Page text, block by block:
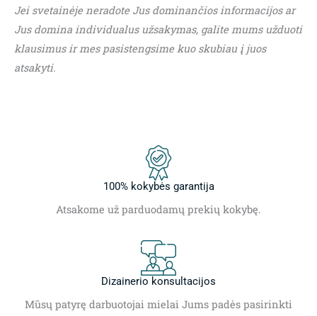
Jei svetainėje neradote Jus dominančios informacijos ar
Jus domina individualus užsakymas, galite mums užduoti
klausimus ir mes pasistengsime kuo skubiau į juos
atsakyti.
100% kokybės garantija
Atsakome už parduodamų prekių kokybę.
Dizainerio konsultacijos
Mūsų patyrę darbuotojai mielai Jums padės pasirinkti